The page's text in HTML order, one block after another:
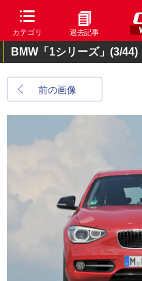
カテゴリ 過去記事
BMW「1シリーズ」 (3/44)
前の画像